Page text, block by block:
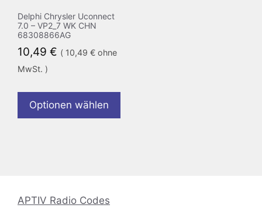
Delphi Chrysler Uconnect
7.0 – VP2_7 WK CHN
68308866AG
10,49 € ( 10,49 € ohne
MwSt. )
Optionen wählen
APTIV Radio Codes